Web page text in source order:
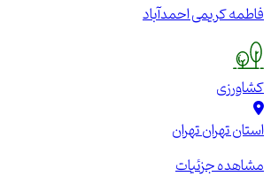
فاطمه کریمی احمدآباد
کشاورزی
استان تهرانتهران
مشاهده جزئیات